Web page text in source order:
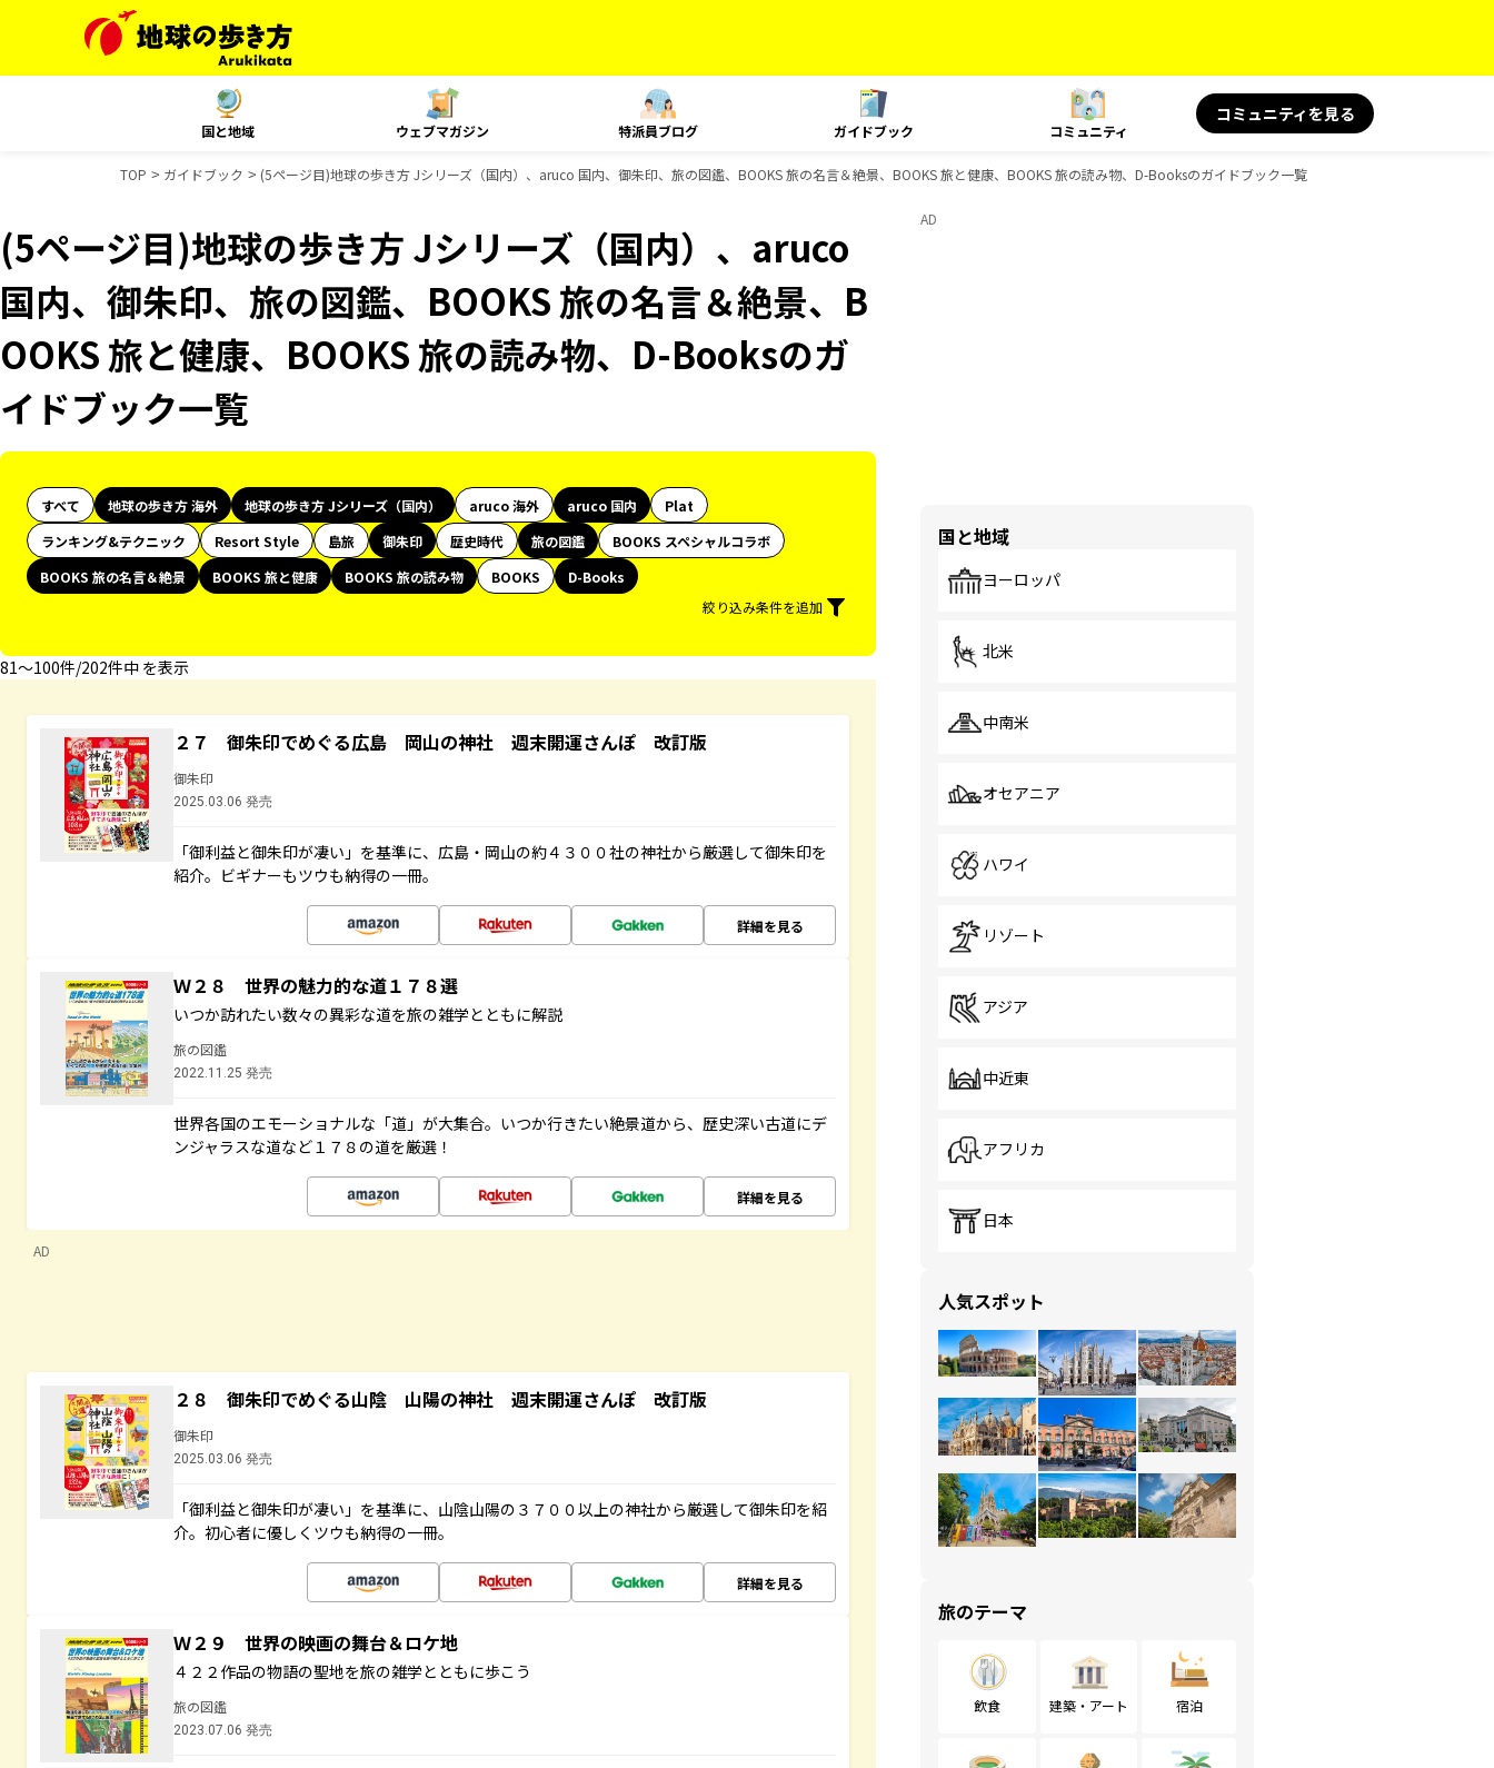
国と地域 ウェブマガジン 特派員ブログ ガイドブック コミュニティ
コミュニティを見る
TOP ガイドブック (5ページ目)地球の歩き方 Jシリーズ（国内）、aruco 国内、御朱印、旅の図鑑、BOOKS 旅の名言＆絶景、BOOKS 旅と健康、BOOKS 旅の読み物、D-Booksのガイドブック一覧
(5ページ目)地球の歩き方 Jシリーズ（国内）、aruco
国内、御朱印、旅の図鑑、BOOKS 旅の名言＆絶景、B
OOKS 旅と健康、BOOKS 旅の読み物、D-Booksのガ
イドブック一覧
すべて 地球の歩き方 海外 地球の歩き方 Jシリーズ（国内） aruco 海外 aruco 国内
Plat
ランキング&テクニック
Resort Style 島旅 御朱印 歴史時代 旅の図鑑
BOOKS スペシャルコラボ
BOOKS 旅の名言＆絶景
BOOKS 旅と健康 BOOKS 旅の読み物 BOOKS
D-Books
絞り込み条件を追加
81〜100件/202件中 を表示
２７ 御朱印でめぐる広島 岡山の神社 週末開運さんぽ 改訂版
御朱印
2025.03.06 発売
「御利益と御朱印が凄い」を基準に、広島・岡山の約４３００社の神社から厳選して御朱印を
紹介。ビギナーもツウも納得の一冊。
詳細を見る
Ｗ２８ 世界の魅力的な道１７８選
いつか訪れたい数々の異彩な道を旅の雑学とともに解説
旅の図鑑
2022.11.25 発売
世界各国のエモーショナルな「道」が大集合。いつか行きたい絶景道から、歴史深い古道にデ
ンジャラスな道など１７８の道を厳選！
詳細を見る
AD
２８ 御朱印でめぐる山陰 山陽の神社 週末開運さんぽ 改訂版
御朱印
2025.03.06 発売
「御利益と御朱印が凄い」を基準に、山陰山陽の３７００以上の神社から厳選して御朱印を紹
介。初心者に優しくツウも納得の一冊。
詳細を見る
Ｗ２９ 世界の映画の舞台＆ロケ地
４２２作品の物語の聖地を旅の雑学とともに歩こう
旅の図鑑
2023.07.06 発売
AD
国と地域
ヨーロッパ
北米
中南米
オセアニア
ハワイ
リゾート
アジア
中近東
アフリカ
日本
人気スポット
旅のテーマ
飲食 建築・アート 宿泊